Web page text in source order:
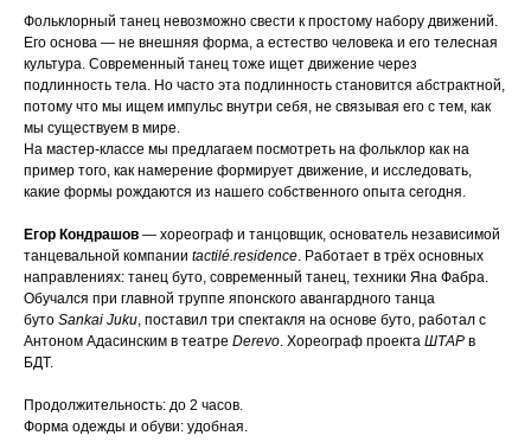
Фольклорный танец невозможно свести к простому набору движений.
Его основа — не внешняя форма, а естество человека и его телесная
культура. Современный танец тоже ищет движение через
подлинность тела. Но часто эта подлинность становится абстрактной,
потому что мы ищем импульс внутри себя, не связывая его с тем, как
мы существуем в мире.
На мастер-классе мы предлагаем посмотреть на фольклор как на
пример того, как намерение формирует движение, и исследовать,
какие формы рождаются из нашего собственного опыта сегодня.
Егор Кондрашов — хореограф и танцовщик, основатель независимой
танцевальной компании tactilé.residence. Работает в трёх основных
направлениях: танец буто, современный танец, техники Яна Фабра.
Обучался при главной труппе японского авангардного танца
буто Sankai Juku, поставил три спектакля на основе буто, работал с
Антоном Адасинским в театре Derevo. Хореограф проекта ШТАР в
БДТ.
Продолжительность: до 2 часов.
Форма одежды и обуви: удобная.